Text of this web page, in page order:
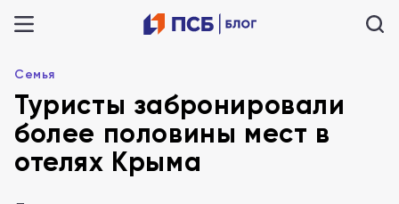
Семья
Туристы забронировали
более половины мест в
отелях Крыма